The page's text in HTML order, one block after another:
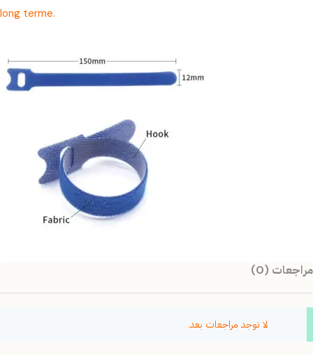
long terme.
مراجعات (0)
لا توجد مراجعات بعد.